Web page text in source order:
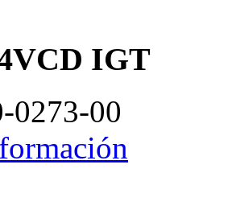
IGT
0273-00